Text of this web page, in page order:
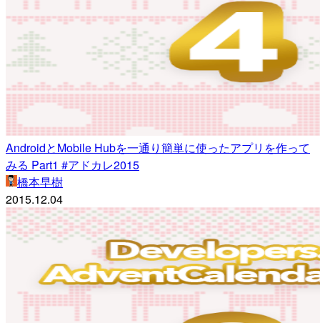
AndroidとMobile Hubを一通り簡単に使ったアプリを作って
みる Part1 #アドカレ2015
橋本早樹
2015.12.04